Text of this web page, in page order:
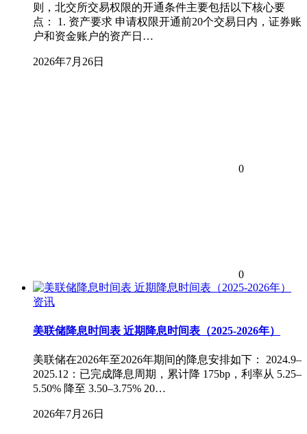
则，北交所交易权限的开通条件主要包括以下核心要
点： 1. 资产要求 申请权限开通前20个交易日内，证券账
户和资金账户的资产日…
2026年7月26日
0
0
资讯
美联储降息时间表 近期降息时间表（2025-2026年）
美联储在2026年至2026年期间的降息安排如下： 2024.9–
2025.12：已完成降息周期，累计降 175bp，利率从 5.25–
5.50% 降至 3.50–3.75% 20…
2026年7月26日